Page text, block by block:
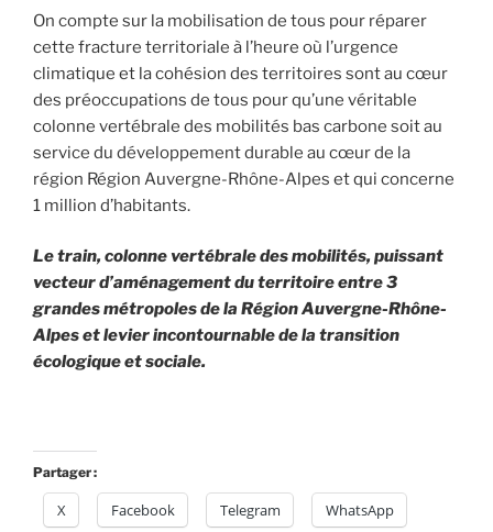
On compte sur la mobilisation de tous pour réparer
cette fracture territoriale à l’heure où l’urgence
climatique et la cohésion des territoires sont au cœur
des préoccupations de tous pour qu’une véritable
colonne vertébrale des mobilités bas carbone soit au
service du développement durable au cœur de la
région Région Auvergne-Rhône-Alpes et qui concerne
1 million d’habitants.
Le train, colonne vertébrale des mobilités, puissant
vecteur d’aménagement du territoire entre 3
grandes métropoles de la Région Auvergne-Rhône-
Alpes et levier incontournable de la transition
écologique et sociale.
Partager :
X Facebook Telegram WhatsApp